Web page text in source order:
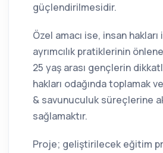
güçlendirilmesidir.
Özel amacı ise, insan
ayrımcılık pratiklerinin
25 yaş arası gençlerin
hakları odağında toplamak
& savunuculuk süreçlerine
sağlamaktır.
Proje; geliştirilecek eğitim